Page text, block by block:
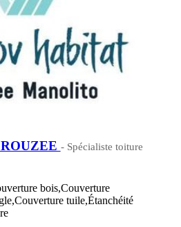
- Spécialiste toiture
bois,Couverture
tuile,Étanchéité